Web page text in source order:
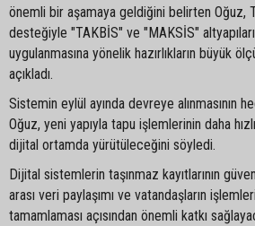
önemli bir aşamaya geldiğini belirten Oğuz,
desteğiyle "TAKBİS" ve "MAKSİS"
uygulanmasına yönelik hazırlıkların büyük
açıkladı.
Sistemin eylül ayında devreye alınmasının
Oğuz, yeni yapıyla tapu işlemlerinin daha
dijital ortamda yürütüleceğini söyledi.
Dijital sistemlerin taşınmaz kayıtlarının
arası veri paylaşımı ve vatandaşların
tamamlaması açısından önemli katkı